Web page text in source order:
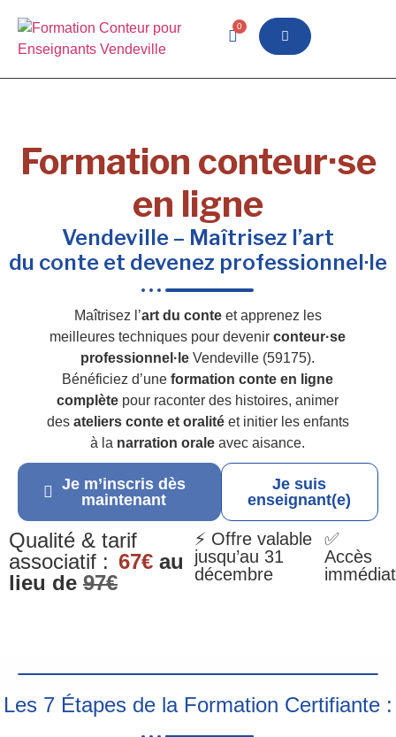
0
Formation conteur·se
en ligne
Vendeville – Maîtrisez l’art
du conte et devenez professionnel·le
Maîtrisez l’art du conteet apprenez les
meilleures techniques pour devenirconteur·se
professionnel·le Vendeville (59175).
Bénéficiez d’uneformation conte en ligne
complète pour raconter des histoires, animer
des ateliers conte et oralitéet initier les enfants
à la narration orale avec aisance.
Je m’inscris dès
maintenant
Je suis
enseignant(e)
Qualité & tarif
associatif : 67€ au
lieu de 97€
⚡ Offre valable
jusqu’au 31
décembre
✅
Accès
immédiat
Les 7 Étapes de la Formation Certifiante :